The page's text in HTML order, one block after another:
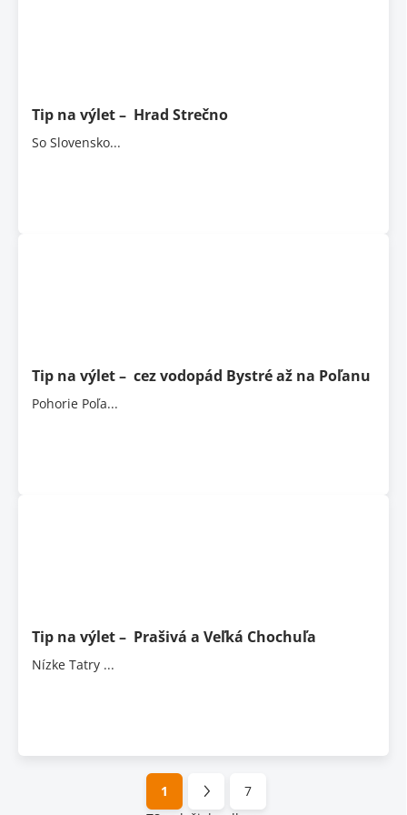
Tip na výlet – Hrad Strečno
So Slovensko...
Tip na výlet – cez vodopád Bystré až na Poľanu
Pohorie Poľa...
Tip na výlet – Prašivá a Veľká Chochuľa
Nízke Tatry ...
S
1
7